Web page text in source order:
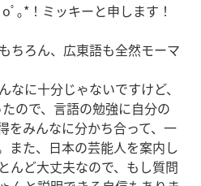
｡*！ミッキーと申します！
ちろん、広東語も全然モーマ
なに十分じゃないですけど、
ので、言語の勉強に自分の
をみんなに分かち合って、一
また、日本の芸能人を案内し
んど大丈夫なので、もし質問